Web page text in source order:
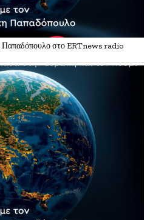
Παπαδόπουλο στο ERTnews radio